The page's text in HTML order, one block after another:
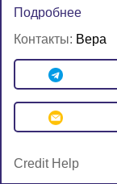
Подробнее
Контакты: Вера
Credit Help